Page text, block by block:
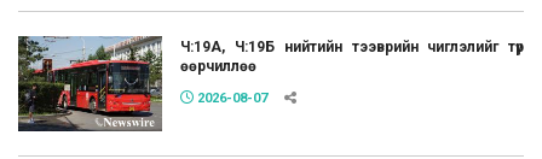
Ч:19А, Ч:19Б нийтийн тээврийн чиглэлийг түр
өөрчиллөө
2026-08-07